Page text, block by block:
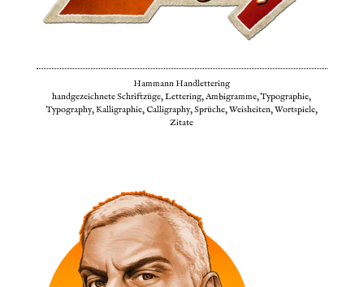
Hammann Handlettering
handgezeichnete Schriftzüge, Lettering, Ambigramme, Typographie,
Typography, Kalligraphie, Calligraphy, Sprüche, Weisheiten, Wortspiele,
Zitate